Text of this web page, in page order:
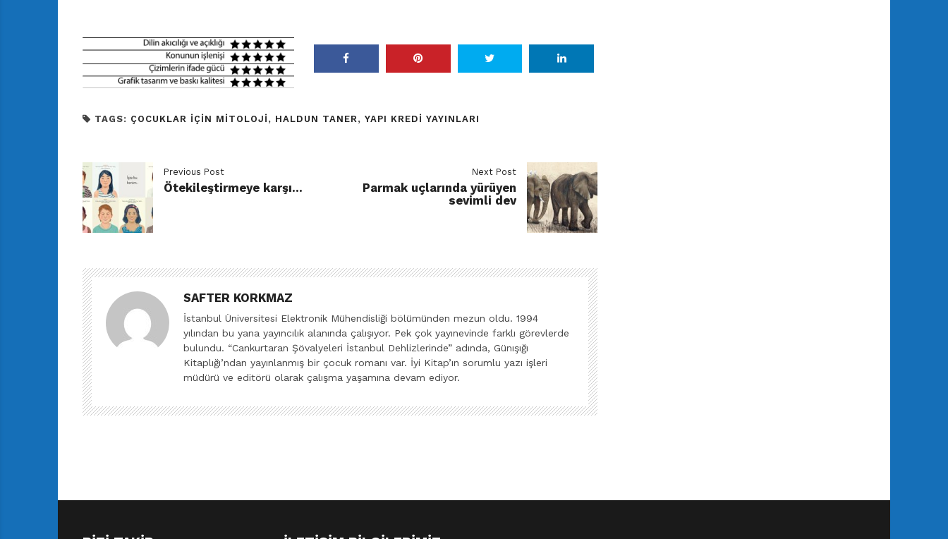
TAGS: ÇOCUKLAR IÇIN MITOLOJI , HALDUN TANER, YAPI KREDI YAYINLARI
Previous Post
Ötekileştirmeye karşı…
Next Post
Parmak uçlarında yürüyen
sevimli dev
SAFTER KORKMAZ
İstanbul Üniversitesi Elektronik Mühendisliği bölümünden mezun oldu. 1994
yılından bu yana yayıncılık alanında çalışıyor. Pek çok yayınevinde farklı görevlerde
bulundu. “Cankurtaran Şövalyeleri İstanbul Dehlizlerinde” adında, Günışığı
Kitaplığı’ndan yayınlanmış bir çocuk romanı var. İyi Kitap’ın sorumlu yazı işleri
müdürü ve editörü olarak çalışma yaşamına devam ediyor.